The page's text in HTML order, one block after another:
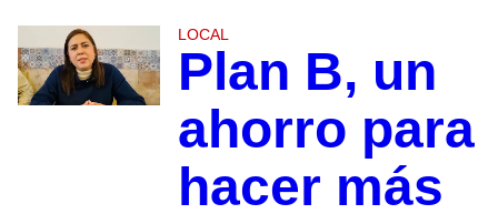
LOCAL
Plan B, un
ahorro para
hacer más